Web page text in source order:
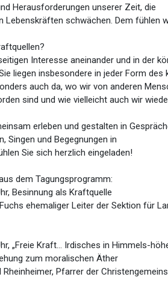
Herausforderungen unserer Zeit, die
Lebenskräften schwächen. Dem fühlen
Interesse aneinander und in der
liegen insbesondere in jeder Form des
auch da, wo wir von anderen
sind und wie vielleicht auch wir
erleben und gestalten in
Singen und Begegnungen in
Sie sich herzlich eingeladen!
dem Tagungsprogramm:
Besinnung als Kraftquelle
ehemaliger Leiter der Sektion für
„Freie Kraft... Irdisches in Himmels-
zum moralischen Äther
Pfarrer der